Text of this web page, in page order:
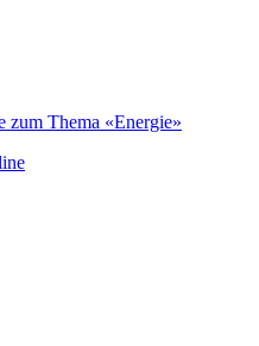
zum Thema «Energie»